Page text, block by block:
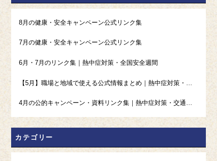
8月の健康・安全キャンペーン公式リンク集
7月の健康・安全キャンペーン公式リンク集
6月・7月のリンク集｜熱中症対策・全国安全週間
4月の公的キャンペーン・資料リンク集｜熱中症対策・交通安全・発達障害啓発・ストレスチェック
カテゴリー